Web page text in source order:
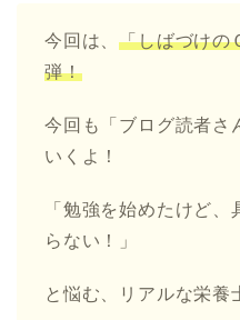
今回は、「しばづけの
弾！
今回も「ブログ読者さ
いくよ！
「勉強を始めたけど
らない！」
と悩む、リアルな栄養